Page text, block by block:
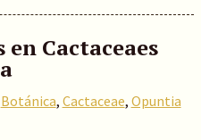
Cactaceaes
Botánica, Cactaceae, Opuntia